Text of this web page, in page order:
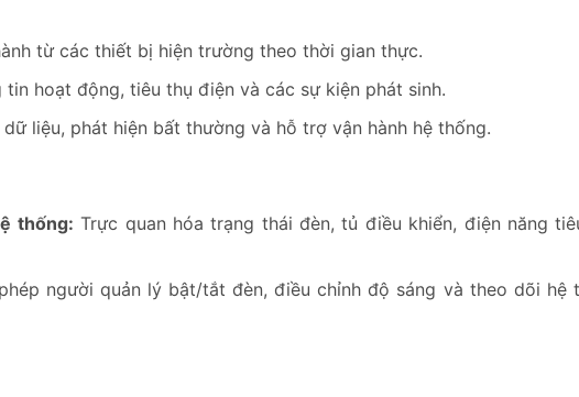
từ các thiết bị hiện trường theo thời gian thực.
tin hoạt động, tiêu thụ điện và các sự kiện phát sinh.
dữ liệu, phát hiện bất thường và hỗ trợ vận hành hệ thống.
thống: Trực quan hóa trạng thái đèn, tủ điều khiển, điện năng
người quản lý bật/tắt đèn, điều chỉnh độ sáng và theo dõi hệ